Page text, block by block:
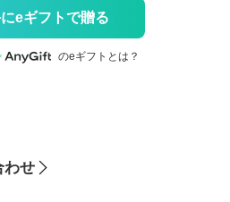
eギフトで贈る
のeギフトとは？
わせ